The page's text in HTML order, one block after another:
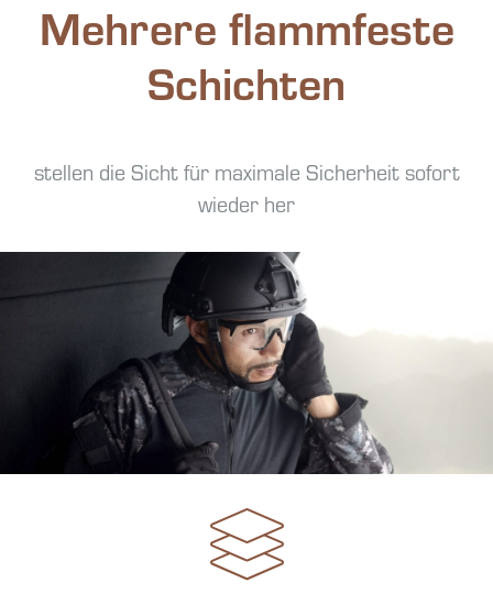
Mehrere flammfeste
Schichten
stellen die Sicht für maximale Sicherheit sofort
wieder her